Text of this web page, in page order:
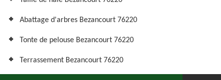
Abattage d'arbres Bezancourt 76220
Tonte de pelouse Bezancourt 76220
Terrassement Bezancourt 76220